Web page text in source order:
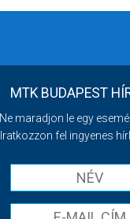
MTK BUDAPEST
Ne maradjon le egy
Iratkozzon fel ingyenes